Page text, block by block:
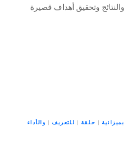
وتحقيق أهداف قصيرة
بميزانية | حلقة | للتعريف| والأداء